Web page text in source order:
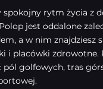
spokojny rytm życia z
jest oddalone
a w nim znajdziesz
i placówki zdrowotne.
pól golfowych, tras